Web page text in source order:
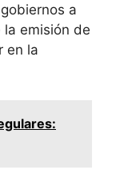
a
emisión de
en la​